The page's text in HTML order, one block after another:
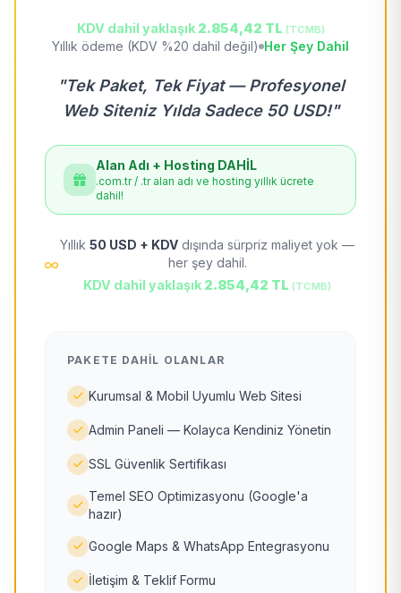
KDV dahil yaklaşık 2.854,42 TL (TCMB)
Yıllık ödeme (KDV %20 dahil değil) Her Şey Dahil
"Tek Paket, Tek Fiyat — Profesyonel
Web Siteniz Yılda Sadece 50 USD!"
Alan Adı + Hosting DAHİL
.com.tr / .tr alan adı ve hosting yıllık ücrete
dahil!
Yıllık 50 USD + KDV dışında sürpriz maliyet yok —
her şey dahil.
KDV dahil yaklaşık 2.854,42 TL (TCMB)
PAKETE DAHIL OLANLAR
Kurumsal & Mobil Uyumlu Web Sitesi
Admin Paneli — Kolayca Kendiniz Yönetin
SSL Güvenlik Sertifikası
Temel SEO Optimizasyonu (Google'a
hazır)
Google Maps & WhatsApp Entegrasyonu
İletişim & Teklif Formu